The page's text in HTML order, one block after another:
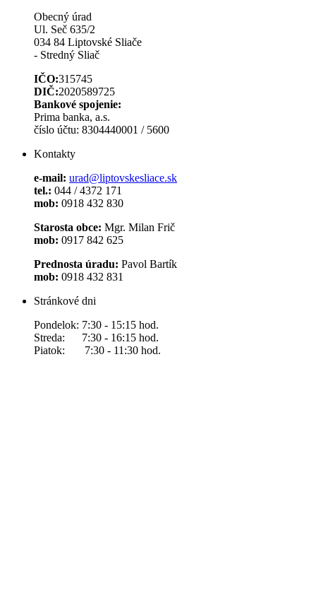
Obecný úrad
Ul. Seč 635/2
034 84 Liptovské Sliače
- Stredný Sliač
IČO:315745
DIČ:2020589725
Bankové spojenie:
Prima banka, a.s.
číslo účtu: 8304440001 / 5600
Kontakty
e-mail: urad@liptovskesliace.sk
tel.: 044 / 4372 171
mob: 0918 432 830
Starosta obce: Mgr. Milan Frič
mob: 0917 842 625
Prednosta úradu: Pavol Bartík
mob: 0918 432 831
Stránkové dni
Pondelok: 7:30 - 15:15 hod.
Streda: 7:30 - 16:15 hod.
Piatok: 7:30 - 11:30 hod.